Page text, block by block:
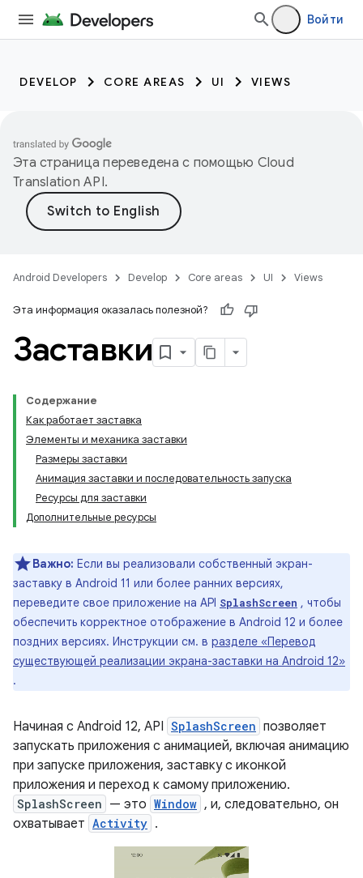
Войти
DEVELOP CORE AREAS UI VIEWS
Эта страница переведена с помощью Cloud
Translation API.
Android Developers Develop Core areas UI Views
Эта информация оказалась полезной?
Заставки
Содержание
Как работает заставка
Элементы и механика заставки
Размеры заставки
Анимация заставки и последовательность запуска
Ресурсы для заставки
Дополнительные ресурсы
Важно: Если вы реализовали собственный экран-
заставку в Android 11 или более ранних версиях,
переведите свое приложение на API SplashScreen , чтобы
обеспечить корректное отображение в Android 12 и более
поздних версиях. Инструкции см. в разделе «Перевод
существующей реализации экрана-заставки на Android 12»
.
Начиная с Android 12, API SplashScreen позволяет
запускать приложения с анимацией, включая анимацию
при запуске приложения, заставку с иконкой
приложения и переход к самому приложению.
SplashScreen — это Window , и, следовательно, он
охватывает Activity .